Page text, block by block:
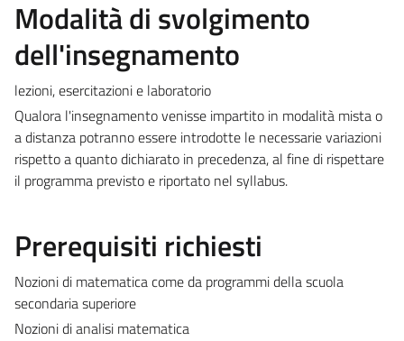
Modalità di svolgimento
dell'insegnamento
lezioni, esercitazioni e laboratorio
Qualora l'insegnamento venisse impartito in modalità mista o
a distanza potranno essere introdotte le necessarie variazioni
rispetto a quanto dichiarato in precedenza, al fine di rispettare
il programma previsto e riportato nel syllabus.
Prerequisiti richiesti
Nozioni di matematica come da programmi della scuola
secondaria superiore
Nozioni di analisi matematica